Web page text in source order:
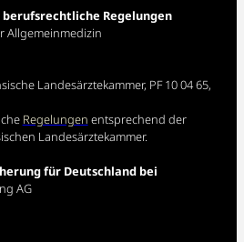
Regelungen
Allgemeinmedizin
Landesärztekammer, PF 10 04 65,
Regelungen entsprechend der
Landesärztekammer.
für Deutschland bei
AG